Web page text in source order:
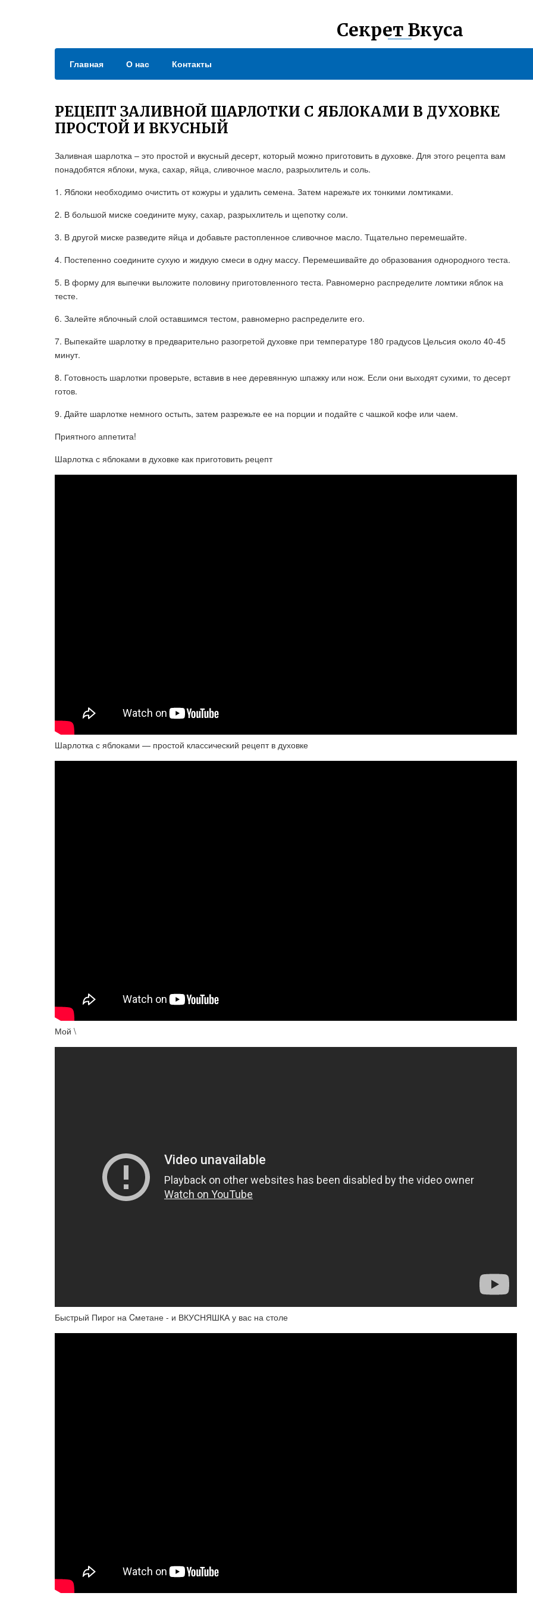
Секрет Вкуса
Главная О нас Контакты
РЕЦЕПТ ЗАЛИВНОЙ ШАРЛОТКИ С ЯБЛОКАМИ В ДУХОВКЕ
ПРОСТОЙ И ВКУСНЫЙ
Заливная шарлотка – это простой и вкусный десерт, который можно приготовить в духовке. Для этого рецепта вам
понадобятся яблоки, мука, сахар, яйца, сливочное масло, разрыхлитель и соль.
1. Яблоки необходимо очистить от кожуры и удалить семена. Затем нарежьте их тонкими ломтиками.
2. В большой миске соедините муку, сахар, разрыхлитель и щепотку соли.
3. В другой миске разведите яйца и добавьте растопленное сливочное масло. Тщательно перемешайте.
4. Постепенно соедините сухую и жидкую смеси в одну массу. Перемешивайте до образования однородного теста.
5. В форму для выпечки выложите половину приготовленного теста. Равномерно распределите ломтики яблок на
тесте.
6. Залейте яблочный слой оставшимся тестом, равномерно распределите его.
7. Выпекайте шарлотку в предварительно разогретой духовке при температуре 180 градусов Цельсия около 40-45
минут.
8. Готовность шарлотки проверьте, вставив в нее деревянную шпажку или нож. Если они выходят сухими, то десерт
готов.
9. Дайте шарлотке немного остыть, затем разрежьте ее на порции и подайте с чашкой кофе или чаем.
Приятного аппетита!
Шарлотка с яблоками в духовке как приготовить рецепт
Шарлотка с яблоками — простой классический рецепт в духовке
Мой \
Быстрый Пирог на Cметане - и ВКУСНЯШКА у вас на столе